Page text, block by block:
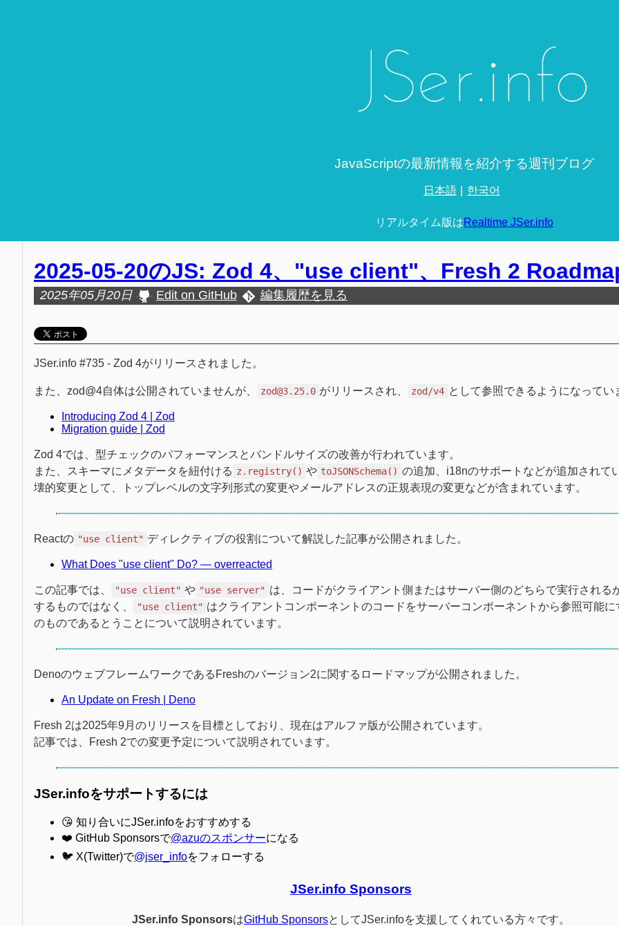
JavaScriptの最新情報を紹介する週刊ブログ
日本語 한국어
リアルタイム版はRealtime JSer.info
2025-05-20のJS: Zod 4、"use client"、Fresh 2
2025年05月20日 Edit on GitHub 編集履歴を見る
JSer.info #735 - Zod 4がリリースされました。
また、zod@4自体は公開されていませんが、 zod@3.25.0 がリリースされ、 zod/v4 として参照できるようになってい
Introducing Zod 4 | Zod
Migration guide | Zod
Zod 4では、型チェックのパフォーマンスとバンドルサイズの改善が行われています。
また、スキーマにメタデータを紐付ける z.registry() や toJSONSchema() の追加、i18nのサポートなどが追加されて
壊的変更として、トップレベルの文字列形式の変更やメールアドレスの正規表現の変更などが含まれています。
Reactの "use client" ディレクティブの役割について解説した記事が公開されました。
What Does "use client" Do? — overreacted
この記事では、 "use client" や "use server" は、コードがクライアント側またはサーバー側のどちらで実行される
するものではなく、
"use client" はクライアントコンポーネントのコードをサーバーコンポーネントから参照可能に
のものであるとうことについて説明されています。
DenoのウェブフレームワークであるFreshのバージョン2に関するロードマップが公開されました。
An Update on Fresh | Deno
Fresh 2は2025年9月のリリースを目標としており、現在はアルファ版が公開されています。
記事では、Fresh 2での変更予定について説明されています。
JSer.infoをサポートするには
😘 知り合いにJSer.infoをおすすめする
❤️ GitHub Sponsorsで@azuのスポンサーになる
🐦 X(Twitter)で@jser_infoをフォローする
JSer.info Sponsors
JSer.info SponsorsはGitHub SponsorsとしてJSer.infoを支援してくれている方々です。